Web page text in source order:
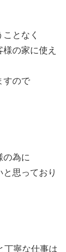
となく
の家に使え
すので
の為に
思っており
丁寧な仕事は